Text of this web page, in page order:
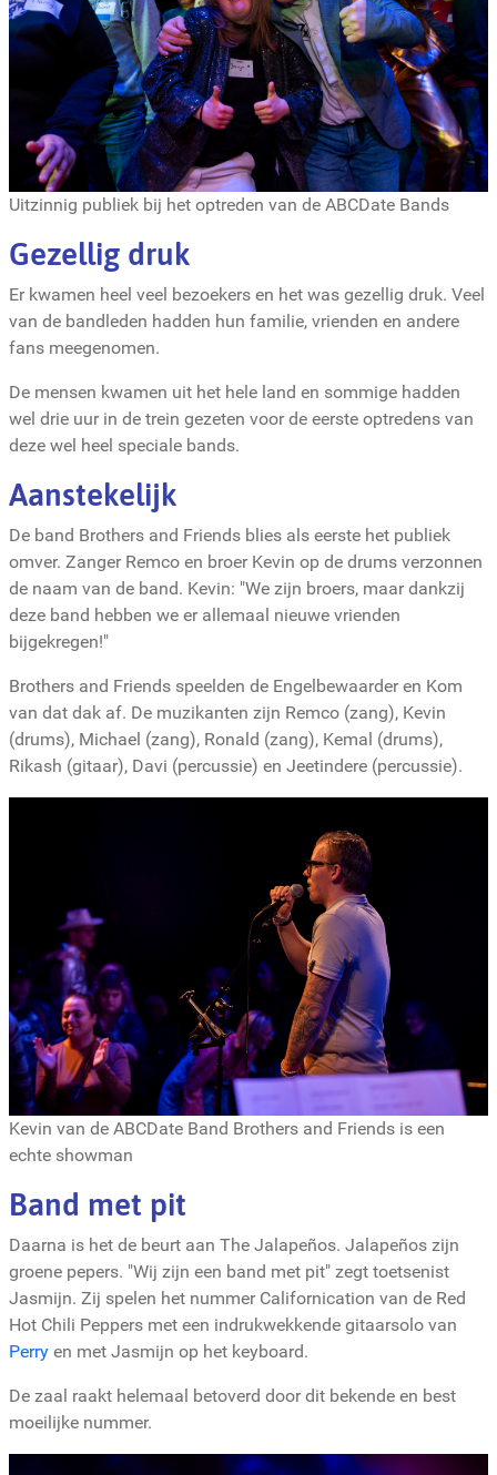
Uitzinnig publiek bij het optreden van de ABCDate Bands
Gezellig druk
Er kwamen heel veel bezoekers en het was gezellig druk. Veel
van de bandleden hadden hun familie, vrienden en andere
fans meegenomen.
De mensen kwamen uit het hele land en sommige hadden
wel drie uur in de trein gezeten voor de eerste optredens van
deze wel heel speciale bands.
Aanstekelijk
De band Brothers and Friends blies als eerste het publiek
omver. Zanger Remco en broer Kevin op de drums verzonnen
de naam van de band. Kevin: "We zijn broers, maar dankzij
deze band hebben we er allemaal nieuwe vrienden
bijgekregen!"
Brothers and Friends speelden de Engelbewaarder en Kom
van dat dak af. De muzikanten zijn Remco (zang), Kevin
(drums), Michael (zang), Ronald (zang), Kemal (drums),
Rikash (gitaar), Davi (percussie) en Jeetindere (percussie).
Kevin van de ABCDate Band Brothers and Friends is een
echte showman
Band met pit
Daarna is het de beurt aan The Jalapeños. Jalapeños zijn
groene pepers. "Wij zijn een band met pit" zegt toetsenist
Jasmijn. Zij spelen het nummer Californication van de Red
Hot Chili Peppers met een indrukwekkende gitaarsolo van
Perry en met Jasmijn op het keyboard.
De zaal raakt helemaal betoverd door dit bekende en best
moeilijke nummer.